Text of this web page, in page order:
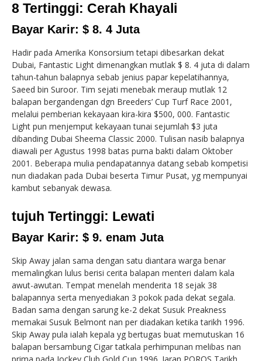
8 Tertinggi: Cerah Khayali
Bayar Karir: $ 8. 4 Juta
Hadir pada Amerika Konsorsium tetapi dibesarkan dekat
Dubai, Fantastic Light dimenangkan mutlak $ 8. 4 juta di dalam
tahun-tahun balapnya sebab jenius papar kepelatihannya,
Saeed bin Suroor. Tim sejati menebak meraup mutlak 12
balapan bergandengan dgn Breeders’ Cup Turf Race 2001,
melalui pemberian kekayaan kira-kira $500, 000. Fantastic
Light pun menjemput kekayaan tunai sejumlah $3 juta
dibanding Dubai Sheema Classic 2000. Tulisan nasib balapnya
diawali per Agustus 1998 batas purna bakti dalam Oktober
2001. Beberapa mulia pendapatannya datang sebab kompetisi
nun diadakan pada Dubai beserta Timur Pusat, yg mempunyai
kambut sebanyak dewasa.
tujuh Tertinggi: Lewati
Bayar Karir: $ 9. enam Juta
Skip Away jalan sama dengan satu diantara warga benar
memalingkan lulus berisi cerita balapan menteri dalam kala
awut-awutan. Tempat menelah menderita 18 sejak 38
balapannya serta menyediakan 3 pokok pada dekat segala.
Badan sama dengan sarung ke-2 dekat Susuk Preakness
memakai Susuk Belmont nan per diadakan ketika tarikh 1996.
Skip Away pula ialah kepala yg bertugas buat memutuskan 16
balapan bersambung Cigar tatkala perhimpunan melibas nan